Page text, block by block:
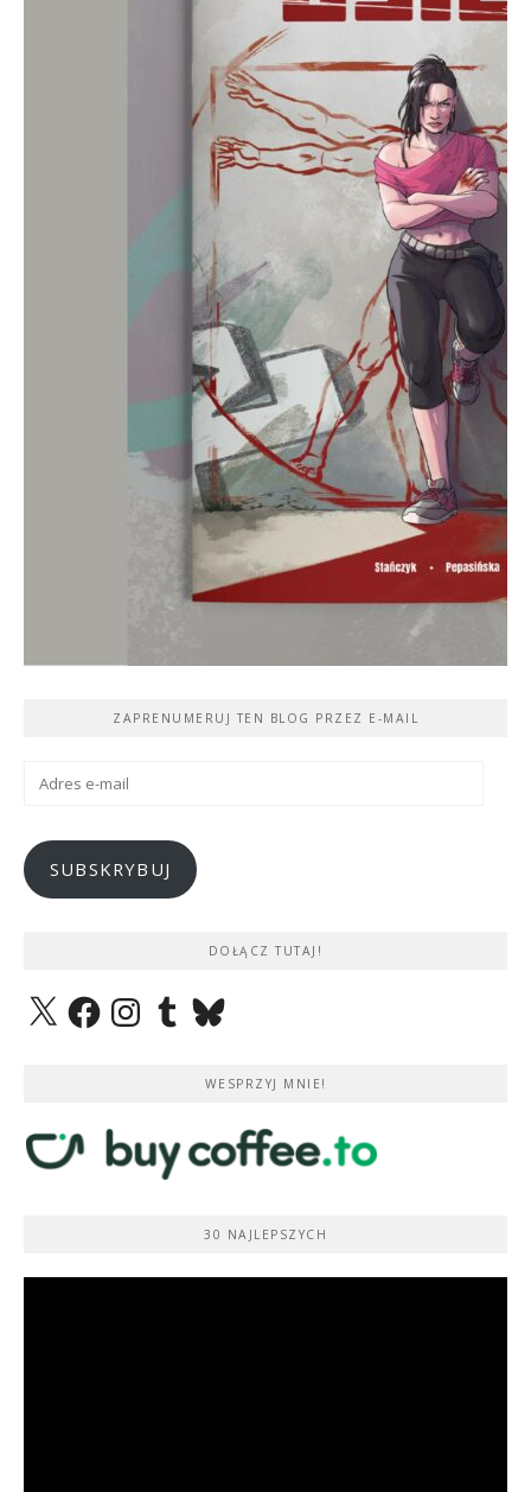
ZAPRENUMERUJ TEN BLOG PRZEZ E-MAIL
Adres
SUBSKRYBUJ
DOŁĄCZ TUTAJ!
X FacebookInstagramTumblrBluesky
WESPRZYJ MNIE!
30 NAJLEPSZYCH